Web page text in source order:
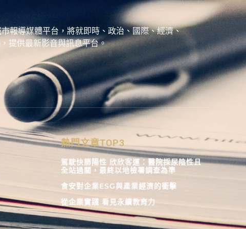
報導媒體平台，將就即時、政治、國際、經濟、
提供最新影音與訊息平台。
熱門文章TOP3
駕駛快篩陽性 欣欣客運：醫院採尿陰性且
全站過關，最終以地檢署調查為準
食安對企業ESG與產業經濟的衝擊
從企業實踐 看見永續教育力